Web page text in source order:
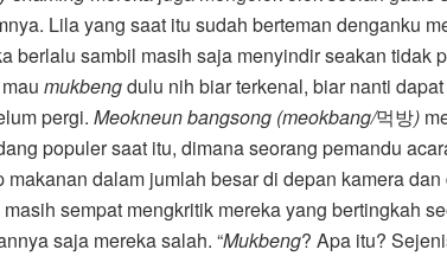
Lila yang saat itu sudah berteman denganku
berlalu sambil masih saja menyindir seakan tidak
mukbengdulu nih biar terkenal, biar nanti
pergi. Meokneun bangsong (meokbang/먹방)
populer saat itu, dimana seorang pemandu
makanan dalam jumlah besar di depan kamera
sempat mengkritik mereka yang bertingkah
saja mereka salah. “Mukbeng? Apa itu?